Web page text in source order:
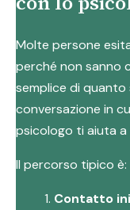
Molte persone
perché non sanno
semplice di
conversazione in
psicologo ti aiuta a
Il percorso tipico è:
Contatto